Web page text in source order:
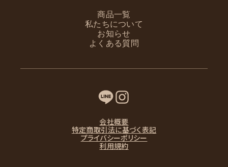
商品一覧
私たちについて
お知らせ
よくある質問
会社概要
特定商取引法に基づく表記
プライバシーポリシー
利用規約